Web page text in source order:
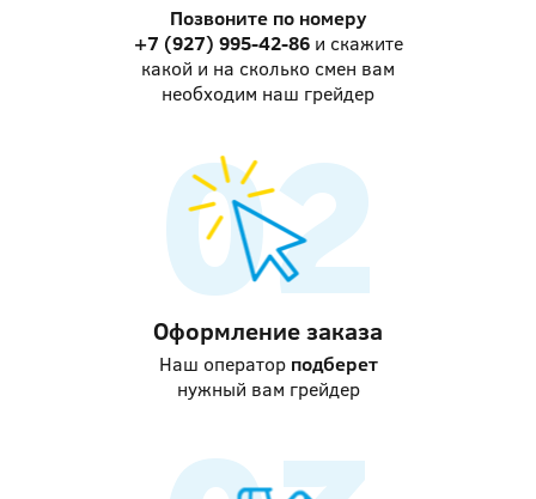
Позвоните по номеру
+7 (927) 995-42-86 и скажите
какой и на сколько смен вам
необходим наш грейдер
Оформление заказа
Наш оператор подберет
нужный вам грейдер